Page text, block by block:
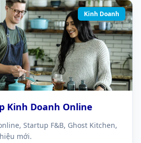
Kinh Doanh
Kinh Doanh Online
Startup F&B, Ghost Kitchen,
mới.